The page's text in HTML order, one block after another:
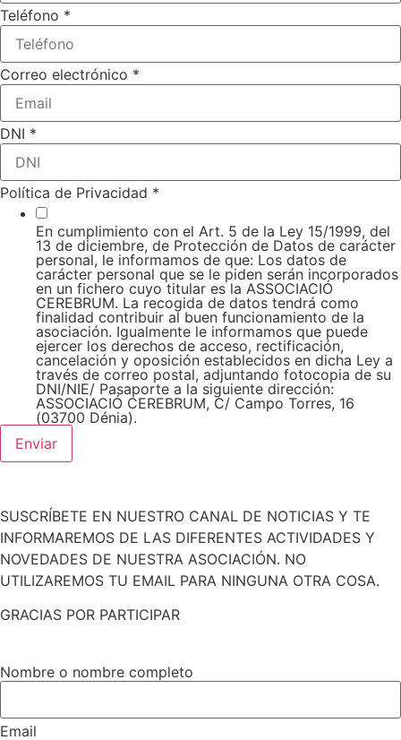
Teléfono *
Correo electrónico *
DNI *
Política de Privacidad *
En cumplimiento con el Art. 5 de la Ley 15/1999, del
13 de diciembre, de Protección de Datos de carácter
personal, le informamos de que: Los datos de
carácter personal que se le piden serán incorporados
en un fichero cuyo titular es la ASSOCIACIÓ
CEREBRUM. La recogida de datos tendrá como
finalidad contribuir al buen funcionamiento de la
asociación. Igualmente le informamos que puede
ejercer los derechos de acceso, rectificación,
cancelación y oposición establecidos en dicha Ley a
través de correo postal, adjuntando fotocopia de su
DNI/NIE/ Pasaporte a la siguiente dirección:
ASSOCIACIÓ CEREBRUM, C/ Campo Torres, 16
(03700 Dénia).
Enviar
SUSCRÍBETE EN NUESTRO CANAL DE NOTICIAS Y TE
INFORMAREMOS DE LAS DIFERENTES ACTIVIDADES Y
NOVEDADES DE NUESTRA ASOCIACIÓN. NO
UTILIZAREMOS TU EMAIL PARA NINGUNA OTRA COSA.
GRACIAS POR PARTICIPAR
Nombre o nombre completo
Email